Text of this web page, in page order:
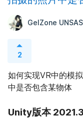
GelZone UNSAS
2
如何实现VR中的模
中是否包含某物体
Unity版本